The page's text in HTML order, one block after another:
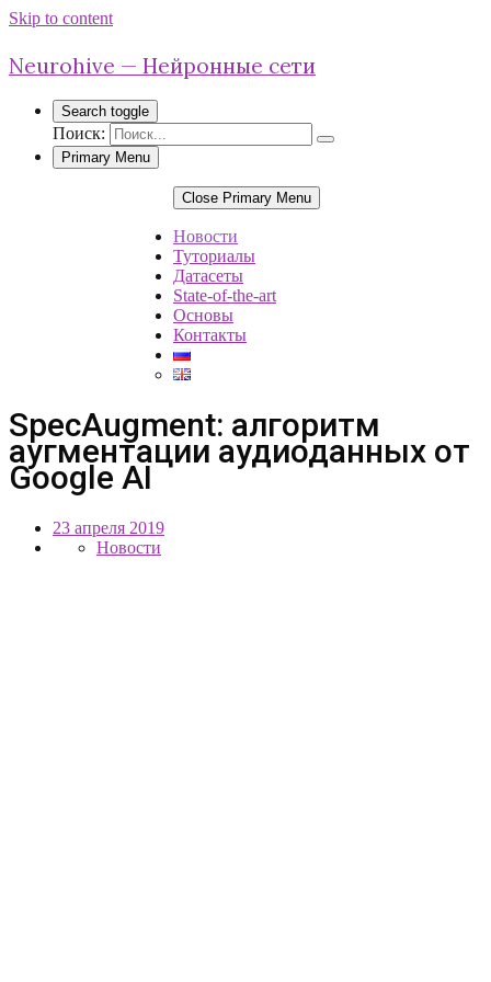
Skip to content
Neurohive — Нейронные сети
Search toggle
Поиск:
Primary Menu
Close Primary Menu
Новости
Туториалы
Датасеты
State-of-the-art
Основы
Контакты
SpecAugment: алгоритм
аугментации аудиоданных от
Google AI
23 апреля 2019
Новости